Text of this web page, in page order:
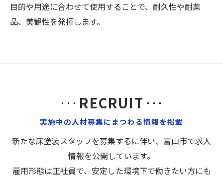
目的や用途に合わせて使用することで、耐久性や耐薬
品、美観性を発揮します。
実施中の人材募集にまつわる情報を掲載
RECRUIT
新たな床塗装スタッフを募集するに伴い、富山市で求人
情報を公開しています。
雇用形態は正社員で、安定した環境下で働きたい方にも